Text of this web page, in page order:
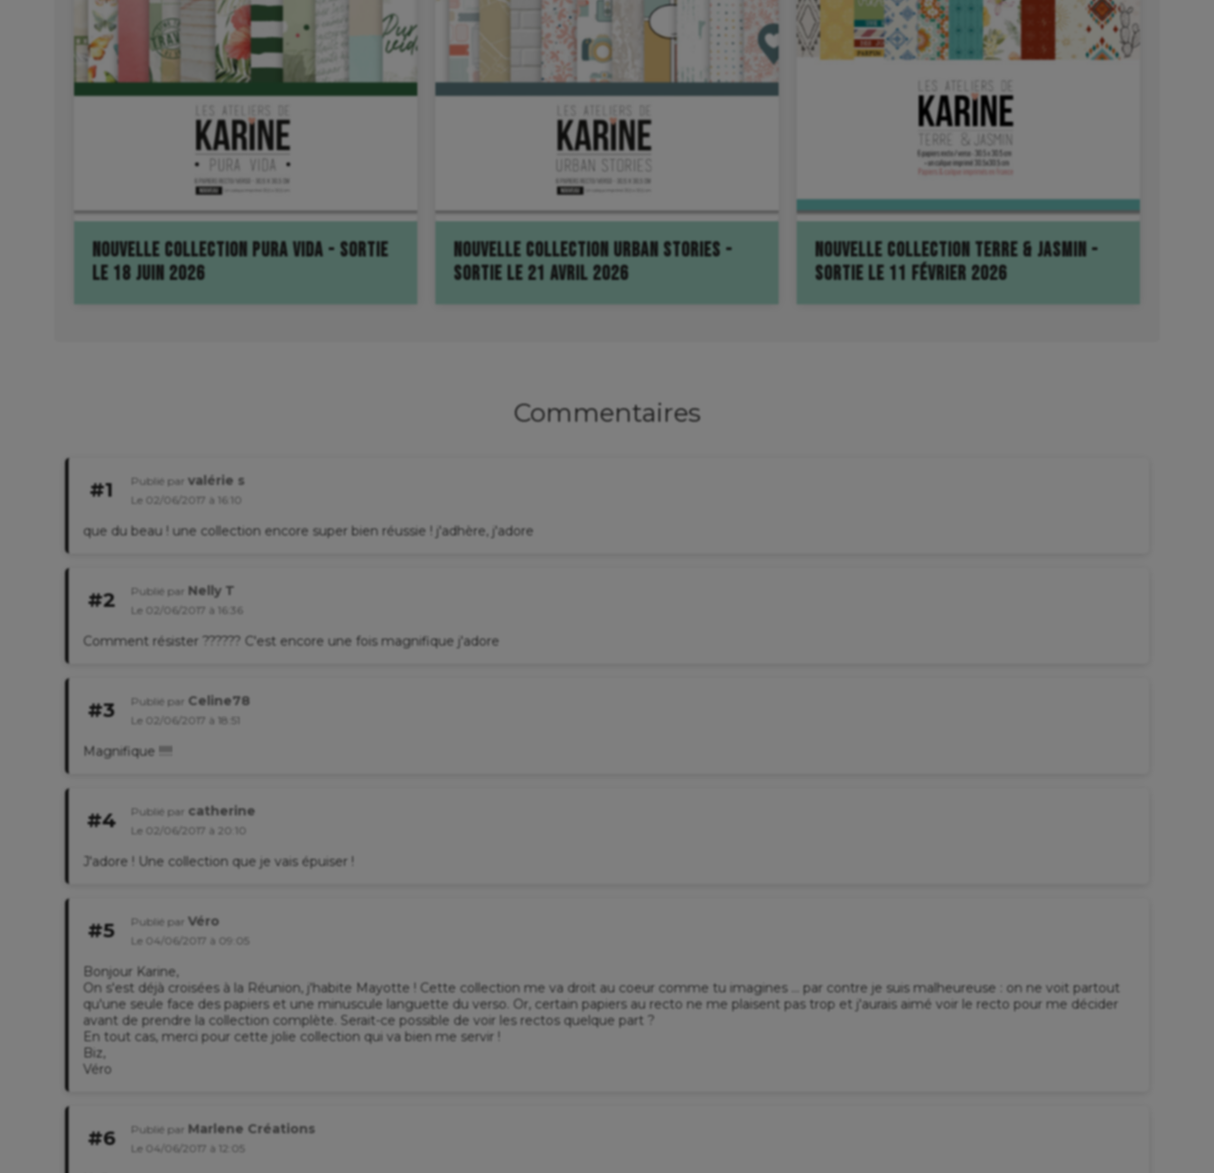
Des fonds de page à scrapper, de jolies décos à découper, des papiers aux motifs riches et
variées pour des photos exotiques ou pas ! personnellement j'ai commencé à scrapper
avec simplement de beaux portraits en noir et blanc !
NOUVELLE COLLECTION PURA VIDA - SORTIE
LE 18 JUIN 2026
NOUVELLE COLLECTION URBAN STORIES -
SORTIE LE 21 AVRIL 2026
NOUVELLE COLLECTION TERRE & JASMIN -
SORTIE LE 11 FÉVRIER 2026
Commentaires
#1 Publié par valérie s
Le 02/06/2017 à 16:10
que du beau ! une collection encore super bien réussie ! j'adhère, j'adore
#2 Publié par Nelly T
Le 02/06/2017 à 16:36
Comment résister ?????? C'est encore une fois magnifique j'adore
#3 Publié par Celine78
Le 02/06/2017 à 18:51
Magnifique !!!!!
#4 Publié par catherine
Le 02/06/2017 à 20:10
J'adore ! Une collection que je vais épuiser !
#5 Publié par Véro
Le 04/06/2017 à 09:05
Bonjour Karine,
On s'est déjà croisées à la Réunion, j'habite Mayotte ! Cette collection me va droit au coeur comme tu imagines ... par contre je suis malheureuse : on ne voit partout
qu'une seule face des papiers et une minuscule languette du verso. Or, certain papiers au recto ne me plaisent pas trop et j'aurais aimé voir le recto pour me décider
avant de prendre la collection complète. Serait-ce possible de voir les rectos quelque part ?
En tout cas, merci pour cette jolie collection qui va bien me servir !
Biz,
Véro
#6 Publié par Marlene Créations
Le 04/06/2017 à 12:05